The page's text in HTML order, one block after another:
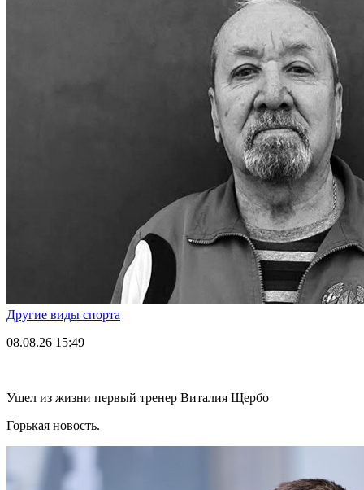
Другие виды спорта
08.08.26 15:49
Ушел из жизни первый тренер Виталия Щербо
Горькая новость.